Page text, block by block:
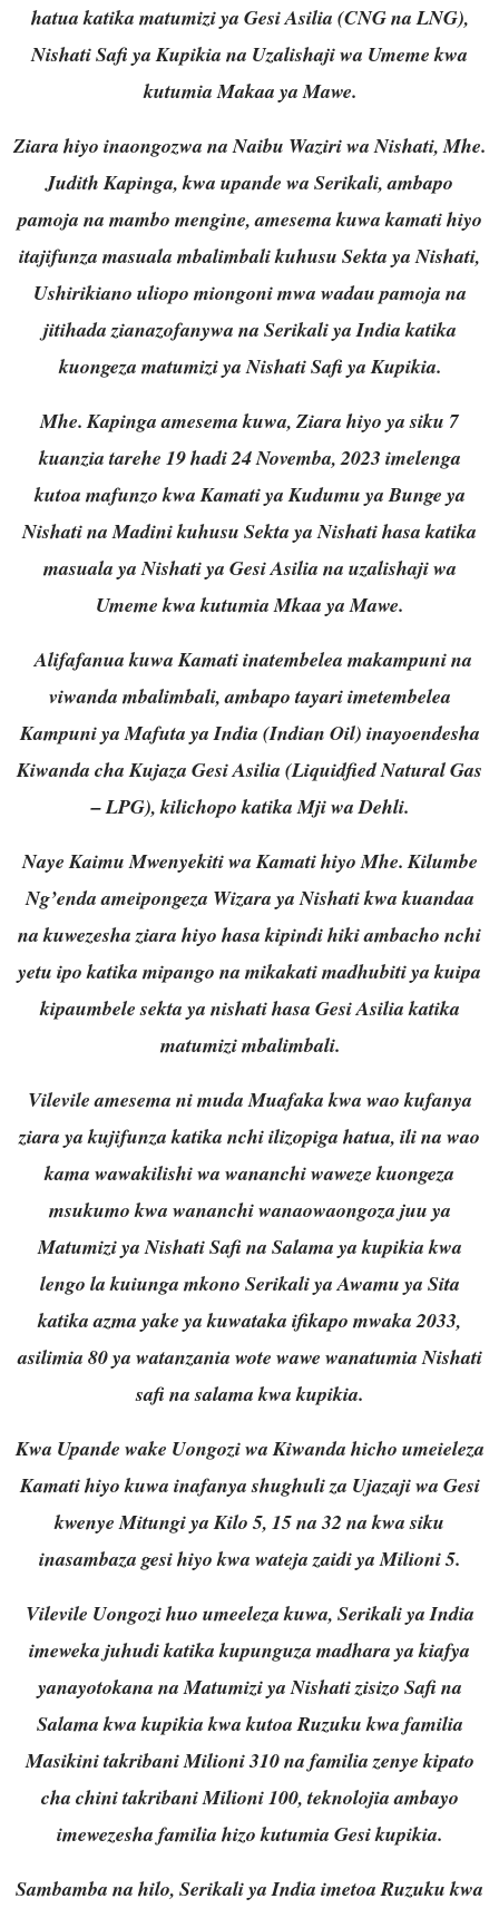
hatua katika matumizi ya Gesi Asilia (CNG na LNG),
Nishati Safi ya Kupikia na Uzalishaji wa Umeme kwa
kutumia Makaa ya Mawe.
Ziara hiyo inaongozwa na Naibu Waziri wa Nishati, Mhe.
Judith Kapinga, kwa upande wa Serikali, ambapo
pamoja na mambo mengine, amesema kuwa kamati hiyo
itajifunza masuala mbalimbali kuhusu Sekta ya Nishati,
Ushirikiano uliopo miongoni mwa wadau pamoja na
jitihada zianazofanywa na Serikali ya India katika
kuongeza matumizi ya Nishati Safi ya Kupikia.
Mhe. Kapinga amesema kuwa, Ziara hiyo ya siku 7
kuanzia tarehe 19 hadi 24 Novemba, 2023 imelenga
kutoa mafunzo kwa Kamati ya Kudumu ya Bunge ya
Nishati na Madini kuhusu Sekta ya Nishati hasa katika
masuala ya Nishati ya Gesi Asilia na uzalishaji wa
Umeme kwa kutumia Mkaa ya Mawe.
Alifafanua kuwa Kamati inatembelea makampuni na
viwanda mbalimbali, ambapo tayari imetembelea
Kampuni ya Mafuta ya India (Indian Oil) inayoendesha
Kiwanda cha Kujaza Gesi Asilia (Liquidfied Natural Gas
– LPG), kilichopo katika Mji wa Dehli.
Naye Kaimu Mwenyekiti wa Kamati hiyo Mhe. Kilumbe
Ng’enda ameipongeza Wizara ya Nishati kwa kuandaa
na kuwezesha ziara hiyo hasa kipindi hiki ambacho nchi
yetu ipo katika mipango na mikakati madhubiti ya kuipa
kipaumbele sekta ya nishati hasa Gesi Asilia katika
matumizi mbalimbali.
Vilevile amesema ni muda Muafaka kwa wao kufanya
ziara ya kujifunza katika nchi ilizopiga hatua, ili na wao
kama wawakilishi wa wananchi waweze kuongeza
msukumo kwa wananchi wanaowaongoza juu ya
Matumizi ya Nishati Safi na Salama ya kupikia kwa
lengo la kuiunga mkono Serikali ya Awamu ya Sita
katika azma yake ya kuwataka ifikapo mwaka 2033,
asilimia 80 ya watanzania wote wawe wanatumia Nishati
safi na salama kwa kupikia.
Kwa Upande wake Uongozi wa Kiwanda hicho umeieleza
Kamati hiyo kuwa inafanya shughuli za Ujazaji wa Gesi
kwenye Mitungi ya Kilo 5, 15 na 32 na kwa siku
inasambaza gesi hiyo kwa wateja zaidi ya Milioni 5.
Vilevile Uongozi huo umeeleza kuwa, Serikali ya India
imeweka juhudi katika kupunguza madhara ya kiafya
yanayotokana na Matumizi ya Nishati zisizo Safi na
Salama kwa kupikia kwa kutoa Ruzuku kwa familia
Masikini takribani Milioni 310 na familia zenye kipato
cha chini takribani Milioni 100, teknolojia ambayo
imewezesha familia hizo kutumia Gesi kupikia.
Sambamba na hilo, Serikali ya India imetoa Ruzuku kwa